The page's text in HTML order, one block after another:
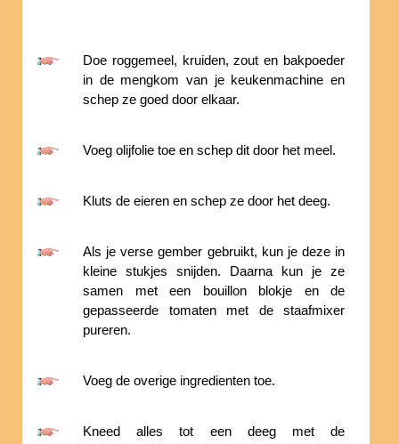
Doe roggemeel, kruiden, zout en bakpoeder
in de mengkom van je keukenmachine en
schep ze goed door elkaar.
Voeg olijfolie toe en schep dit door het meel.
Kluts de eieren en schep ze door het deeg.
Als je verse gember gebruikt, kun je deze in
kleine stukjes snijden. Daarna kun je ze
samen met een bouillon blokje en de
gepasseerde tomaten met de staafmixer
pureren.
Voeg de overige ingredienten toe.
Kneed alles tot een deeg met de